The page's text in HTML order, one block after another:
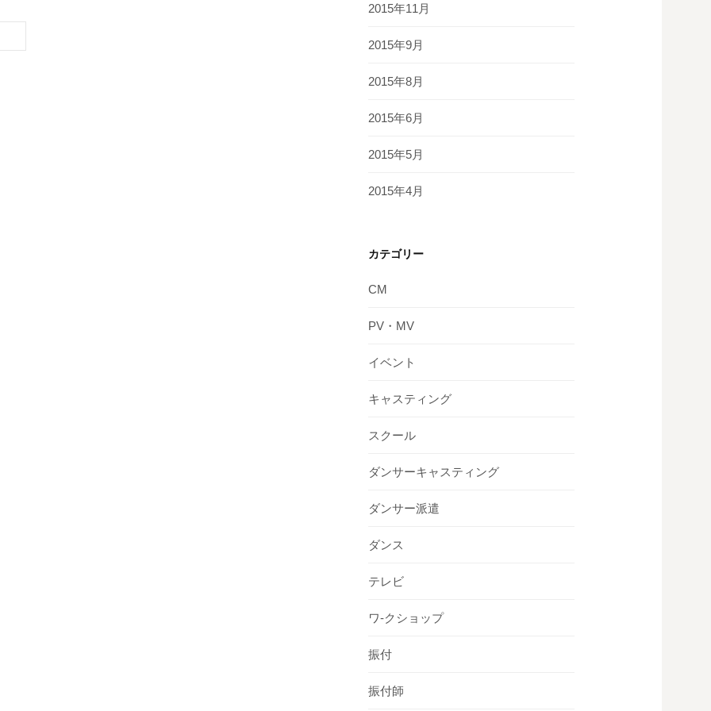
2015年11月
2015年9月
2015年8月
2015年6月
2015年5月
2015年4月
カテゴリー
CM
PV・MV
イベント
キャスティング
スクール
ダンサーキャスティング
ダンサー派遣
ダンス
テレビ
ワ-クショップ
振付
振付師